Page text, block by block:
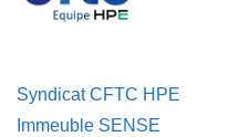
Syndicat CFTC HPE
Immeuble SENSE